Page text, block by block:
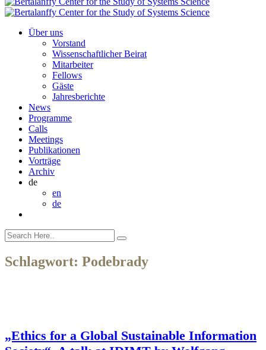
Über uns
Vorstand
Wissenschaftlicher Beirat
Mitarbeiter
Fellows
Gäste
Jahresberichte
News
Programme
Calls
Meetings
Publikationen
Vorträge
Archiv
de
en
de
Schlagwort: Podebrady
„Ethics for a Global Sustainable Information